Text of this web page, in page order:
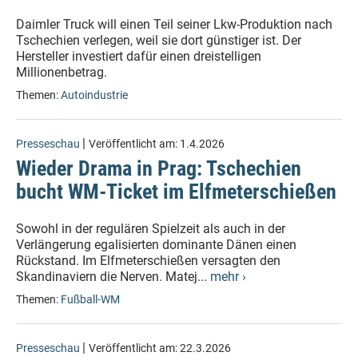
Daimler Truck will einen Teil seiner Lkw-Produktion nach
Tschechien verlegen, weil sie dort günstiger ist. Der
Hersteller investiert dafür einen dreistelligen
Millionenbetrag.
Themen:Autoindustrie
Presseschau | Veröffentlicht am: 1.4.2026
Wieder Drama in Prag: Tschechien
bucht WM-Ticket im Elfmeterschießen
Sowohl in der regulären Spielzeit als auch in der
Verlängerung egalisierten dominante Dänen einen
Rückstand. Im Elfmeterschießen versagten den
Skandinaviern die Nerven. Matej... mehr ›
Themen: Fußball-WM
Presseschau | Veröffentlicht am:22.3.2026